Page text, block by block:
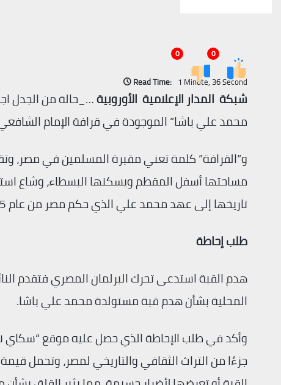
0
0
Read Time: 1 Minute, 36 Second
شبكة المدار الإعلامية الأوروبية…_حالة من الجدل
محمد علي باشا” الموجودة في قرافة الإمام
و”القرافة” كلمة تعني مقبرة المسلمين في مصر،
مساحتها أسفل المقطم ويسكنها البسطاء، وشاع
تاريخها إلى عهد محمد علي الذي حكم مصر من عام 1805 حتى عام 1848.
طلب إحاطة
هدم القبة استدعى تحرك البرلمان المصري فتقدم
المحلية بشأن هدم قبة مستولدة محمد علي باشا.
وأكد في طلب الإحاطة الذي حصل عليه موقع “سكاي
جزءًا من التراث الثقافي والتاريخي لمصر، وتحمل